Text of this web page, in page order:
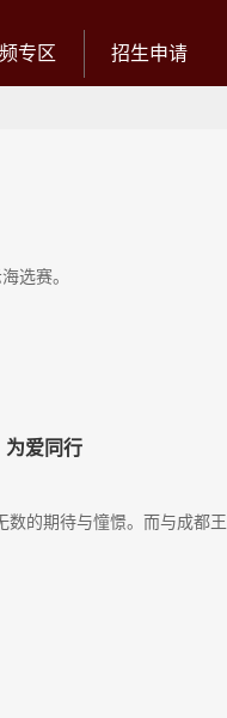
专区 招生申请
选赛。
爱同行
数的期待与憧憬。而与成都王